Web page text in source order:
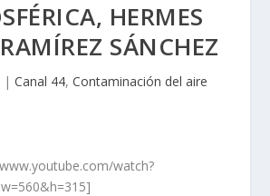
HERMES
SÁNCHEZ
| Canal 44, Contaminación del aire
watch?